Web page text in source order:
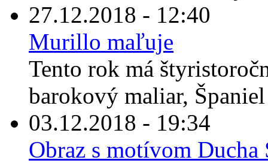
27.12.2018 - 12:40
Murillo maľuje
Tento rok má
barokový maliar,
03.12.2018 - 19:34
Obraz s motívom